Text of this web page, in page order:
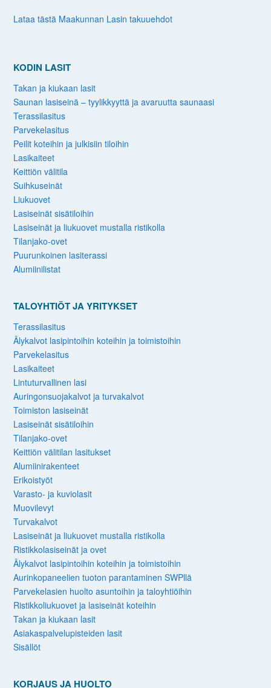
Lataa tästä Maakunnan Lasin takuuehdot
KODIN LASIT
Takan ja kiukaan lasit
Saunan lasiseinä – tyylikkyyttä ja avaruutta saunaasi
Terassilasitus
Parvekelasitus
Peilit koteihin ja julkisiin tiloihin
Lasikaiteet
Keittiön välitila
Suihkuseinät
Liukuovet
Lasiseinät sisätiloihin
Lasiseinät ja liukuovet mustalla ristikolla
Tilanjako-ovet
Puurunkoinen lasiterassi
Alumiinilistat
TALOYHTIÖT JA YRITYKSET
Terassilasitus
Älykalvot lasipintoihin koteihin ja toimistoihin
Parvekelasitus
Lasikaiteet
Lintuturvallinen lasi
Auringonsuojakalvot ja turvakalvot
Toimiston lasiseinät
Lasiseinät sisätiloihin
Tilanjako-ovet
Keittiön välitilan lasitukset
Alumiinirakenteet
Erikoistyöt
Varasto- ja kuviolasit
Muovilevyt
Turvakalvot
Lasiseinät ja liukuovet mustalla ristikolla
Ristikkolasiseinät ja ovet
Älykalvot lasipintoihin koteihin ja toimistoihin
Aurinkopaneelien tuoton parantaminen SWPllä
Parvekelasien huolto asuntoihin ja taloyhtiöihin
Ristikkoliukuovet ja lasiseinät koteihin
Takan ja kiukaan lasit
Asiakaspalvelupisteiden lasit
Sisällöt
KORJAUS JA HUOLTO